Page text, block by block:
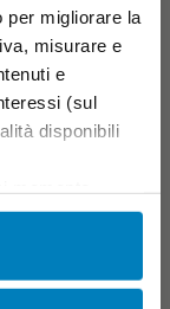
per migliorare la
misurare e
e
(sul
disponibili
Policy